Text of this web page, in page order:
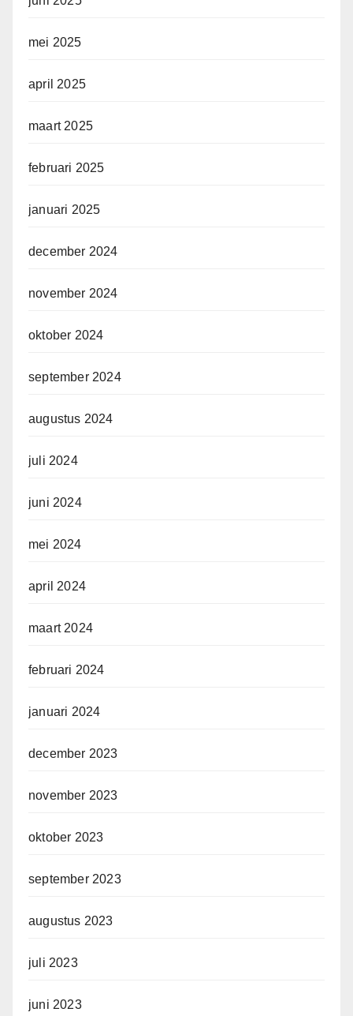
mei 2025
april 2025
maart 2025
februari 2025
januari 2025
december 2024
november 2024
oktober 2024
september 2024
augustus 2024
juli 2024
juni 2024
mei 2024
april 2024
maart 2024
februari 2024
januari 2024
december 2023
november 2023
oktober 2023
september 2023
augustus 2023
juli 2023
juni 2023